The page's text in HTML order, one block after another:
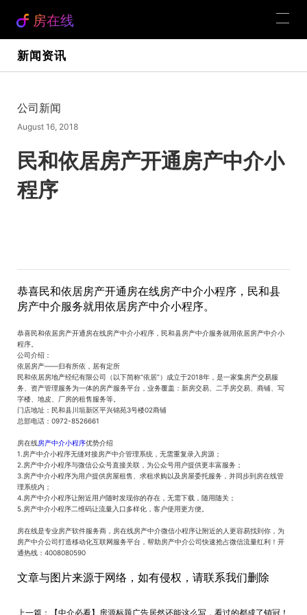
房在线
新闻资讯
公司新闻
August 16, 2018
民和依居房产开通房产中介小
程序
恭喜民和依居房产开通房在线房产中介小程序，民和县
房产中介服务就用依居房产中介小程序。
恭喜民和依居房产开通房在线房产中介小程序，民和县房产中介服务就用依居房产中介小
程序。
公司介绍：
依居房产——归有所依，居有定所
民和依居房地产经纪有限公司（以下简称“依居”）成立于2018年，是一家集房产交易服
务、资产管理服务为一体的房产服务平台，业务覆盖：新房交易、二手房交易、商铺、写
字楼、地皮、厂房的租售服务等。
门店地址：民和县川垣新区平兴锦苑3号楼02商铺
总部电话：0972-8526661
房在线房产中介小程序优势介绍
1.房产中介小程序无缝对接房产中介管理系统，无需重复录入房源；
2.房产中介小程序与微信公众号直接关联，为公众号用户提供更丰富服务；
3.房产中介小程序为用户提供房屋租售、求租求购以及房屋委托服务，并同步到房在线管
理系统内；
4.房产中介小程序让附近用户随时发现你的存在，无需下载，随用随关；
5.房产中介小程序二维码让流量入口多样化，客户使用更方便。
房在线是专业房产软件服务商，房在线房产中介微信小程序让附近的人更容易找到你，为
房产中介公司打造移动化互联网服务平台，帮助房产中介公司快速抢占微信流量红利！开
通热线：4008080590
文章与图片来源于网络，如有侵权，请联系我们删除
上一篇： 【中介必看】房源标题广告居然还能这么写，看过的都成了销冠！